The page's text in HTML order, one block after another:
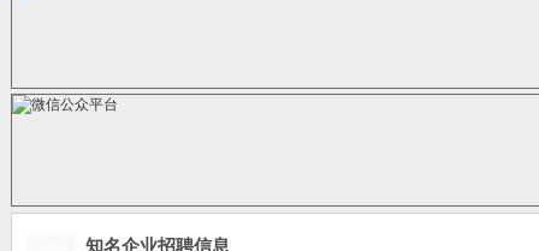
知名企业招聘信息